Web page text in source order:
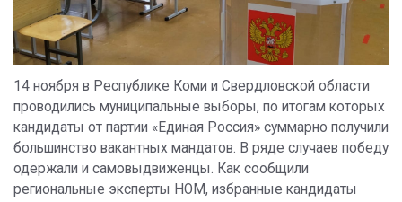
14 ноября в Республике Коми и Свердловской области
проводились муниципальные выборы, по итогам которых
кандидаты от партии «Единая Россия» суммарно получили
большинство вакантных мандатов. В ряде случаев победу
одержали и самовыдвиженцы. Как сообщили
региональные эксперты НОМ, избранные кандидаты